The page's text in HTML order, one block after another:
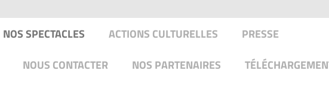
NOS SPECTACLES ACTIONS CULTURELLES
PRESSE
NOUS CONTACTER NOS PARTENAIRES